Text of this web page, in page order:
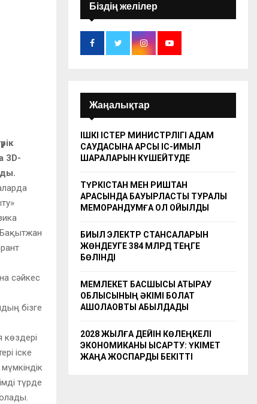
3D-
сәйкес
бізге
көздері
іске
түрде
Біздің желілер
Жаңалықтар
ІШКІ ІСТЕР МИНИСТРЛІГІ АДАМ
САУДАСЫНА ҚАРСЫ ІС-ҚИМЫЛ
ШАРАЛАРЫН КҮШЕЙТУДЕ
ТҮРКІСТАН МЕН РИШТАН
АРАСЫНДА БАУЫРЛАСТЫҚ ТУРАЛЫ
МЕМОРАНДУМҒА ҚОЛ ҚОЙЫЛДЫ
БИЫЛ ЭЛЕКТР СТАНСАЛАРЫН
ЖӨНДЕУГЕ 384 МЛРД ТЕҢГЕ
БӨЛІНДІ
МЕМЛЕКЕТ БАСШЫСЫ АТЫРАУ
ОБЛЫСЫНЫҢ ӘКІМІ БОЛАТ
АҚШОЛАҚОВТЫ ҚАБЫЛДАДЫ
2028 ЖЫЛҒА ДЕЙІН КӨЛЕҢКЕЛІ
ЭКОНОМИКАНЫ ҚЫСҚАРТУ: ҮКІМЕТ
ЖАҢА ЖОСПАРДЫ БЕКІТТІ